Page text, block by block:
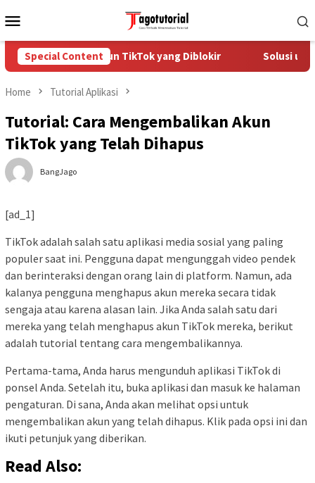
to
Menu
Special Content
Cara Mengatasi Akun TikTok yang Diblokir Solusi
Home Tutorial Aplikasi
Tutorial: Cara Mengembalikan Akun
TikTok yang Telah Dihapus
BangJago
[ad_1]
TikTok adalah salah satu aplikasi media sosial yang paling
populer saat ini. Pengguna dapat mengunggah video pendek
dan berinteraksi dengan orang lain di platform. Namun, ada
kalanya pengguna menghapus akun mereka secara tidak
sengaja atau karena alasan lain. Jika Anda salah satu dari
mereka yang telah menghapus akun TikTok mereka, berikut
adalah tutorial tentang cara mengembalikannya.
Pertama-tama, Anda harus mengunduh aplikasi TikTok di
ponsel Anda. Setelah itu, buka aplikasi dan masuk ke halaman
pengaturan. Di sana, Anda akan melihat opsi untuk
mengembalikan akun yang telah dihapus. Klik pada opsi ini dan
ikuti petunjuk yang diberikan.
Read Also: